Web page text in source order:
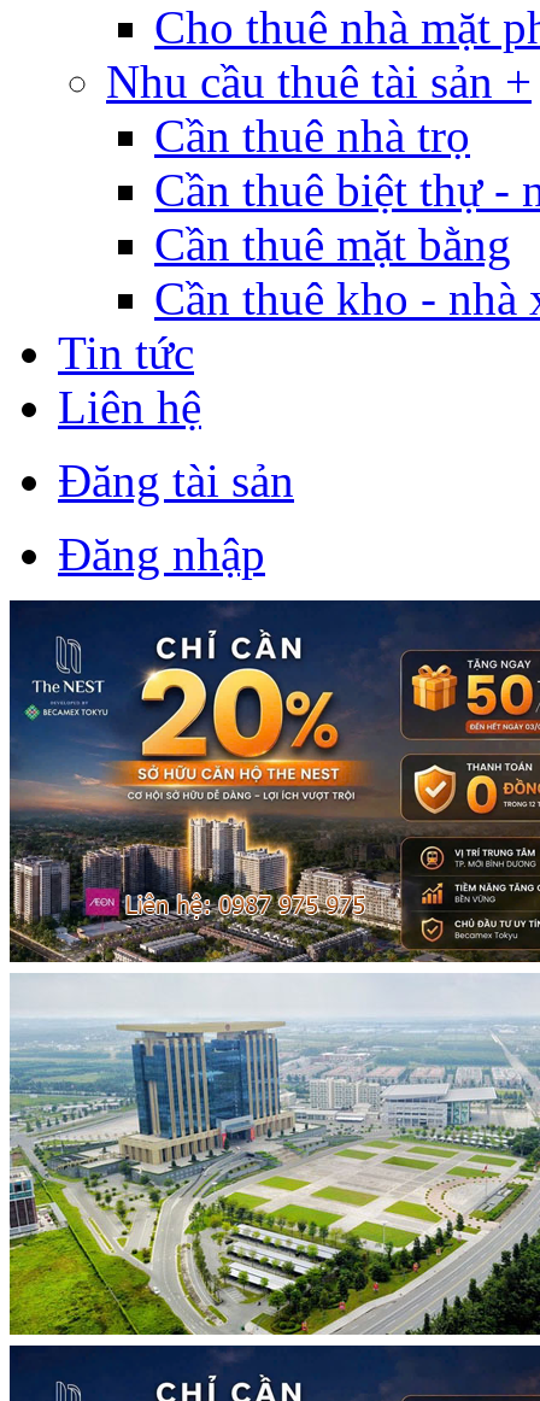
Cho thuê nhà mặt
Nhu cầu thuê tài sản +
Cần thuê nhà trọ
Cần thuê biệt thự -
Cần thuê mặt bằng
Cần thuê kho - nhà
Tin tức
Liên hệ
Đăng tài sản
Đăng nhập